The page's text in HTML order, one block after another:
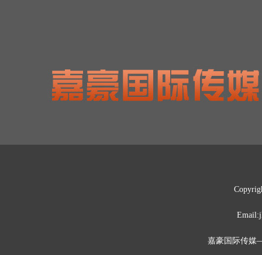
嘉豪国际传媒